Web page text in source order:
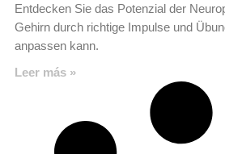
Entdecken Sie das Potenzial der
Gehirn durch richtige Impulse und
anpassen kann.
Leer más »